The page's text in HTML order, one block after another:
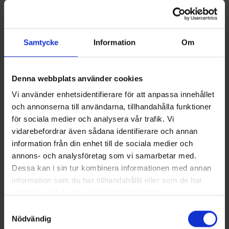
Samtycke Information Om
Denna webbplats använder cookies
Vi använder enhetsidentifierare för att anpassa innehållet
och annonserna till användarna, tillhandahålla funktioner
för sociala medier och analysera vår trafik. Vi
vidarebefordrar även sådana identifierare och annan
information från din enhet till de sociala medier och
annons- och analysföretag som vi samarbetar med.
Dessa kan i sin tur kombinera informationen med annan
information som du har tillhandahållit eller som de har
Nödvändig
Wiggler Stavsänke 10 gr (5-
pack)
29 kr
BFT Crane Swivel Stainless
strl. 4 - 180 lb
65 kr